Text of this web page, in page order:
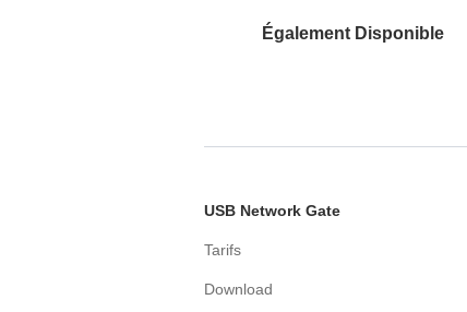
Également Disponible
USB Network Gate
Tarifs
Download